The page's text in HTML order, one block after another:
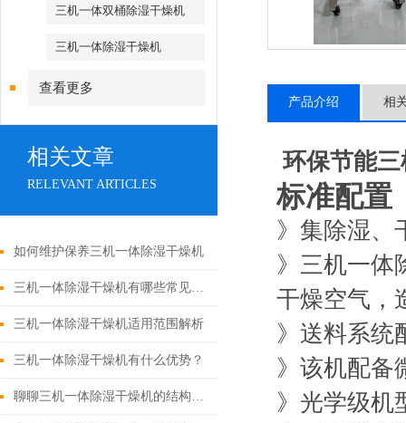
三机一体双桶除湿干燥机
三机一体除湿干燥机
查看更多
相关文章
RELEVANT ARTICLES
如何维护保养三机一体除湿干燥机
三机一体除湿干燥机有哪些常见故障
三机一体除湿干燥机适用范围解析
三机一体除湿干燥机有什么优势？
聊聊三机一体除湿干燥机的结构与配置特点
产品介绍 相
环保节能
标准配置
》集除湿、
》三机一体
干燥空气，
》送料系统
》该机配备
》光学级机